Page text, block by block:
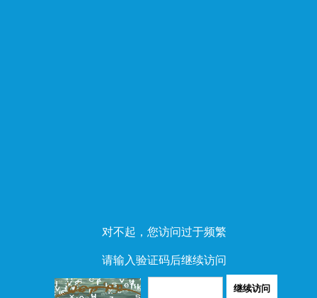
对不起，您访问过于频繁
请输入验证码后继续访问
继续访问